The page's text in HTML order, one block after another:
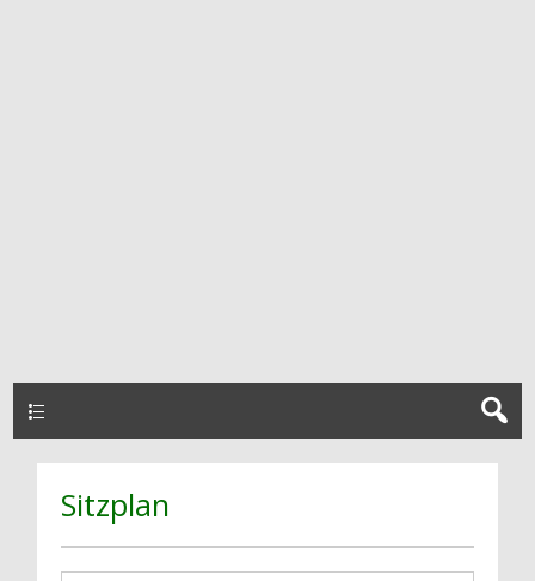
Sitzplan